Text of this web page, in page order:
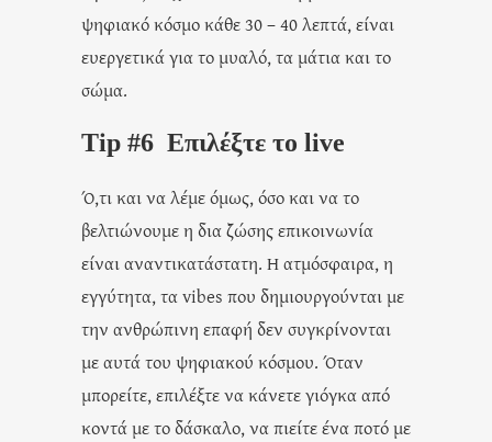
ψηφιακό κόσμο κάθε 30 – 40 λεπτά, είναι
ευεργετικά για το μυαλό, τα μάτια και το
σώμα.
Tip #6 Επιλέξτε το live
Ό,τι και να λέμε όμως, όσο και να το
βελτιώνουμε η δια ζώσης επικοινωνία
είναι αναντικατάστατη. Η ατμόσφαιρα, η
εγγύτητα, τα vibes που δημιουργούνται με
την ανθρώπινη επαφή δεν συγκρίνονται
με αυτά του ψηφιακού κόσμου. Όταν
μπορείτε, επιλέξτε να κάνετε γιόγκα από
κοντά με το δάσκαλο, να πιείτε ένα ποτό με